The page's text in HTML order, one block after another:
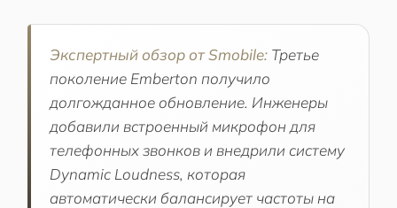
Экспертный обзор от Smobile: Третье
поколение Emberton получило
долгожданное обновление. Инженеры
добавили встроенный микрофон для
телефонных звонков и внедрили систему
Dynamic Loudness, которая
автоматически балансирует частоты на